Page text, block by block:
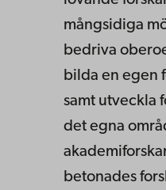
mångsidiga
bedriva
bilda en egen
samt utveckla
det egna
betonades